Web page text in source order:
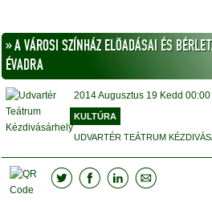
» A VÁROSI SZÍNHÁZ ELÕADÁSAI ÉS
ÉVADRA
2014Augusztus 19 Kedd 00:00
KULTÚRA
UDVARTÉR TEÁTRUM